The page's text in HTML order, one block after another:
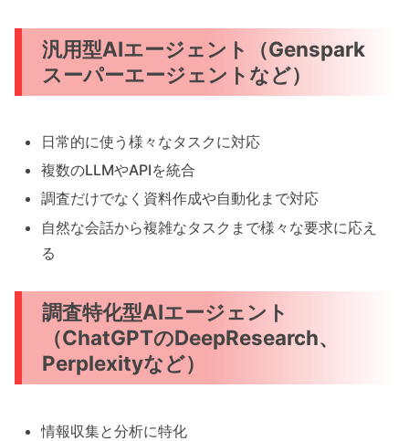
汎用型AIエージェント（Genspark
スーパーエージェントなど）
日常的に使う様々なタスクに対応
複数のLLMやAPIを統合
調査だけでなく資料作成や自動化まで対応
自然な会話から複雑なタスクまで様々な要求に応え
る
調査特化型AIエージェント
（ChatGPTのDeepResearch、
Perplexityなど）
情報収集と分析に特化